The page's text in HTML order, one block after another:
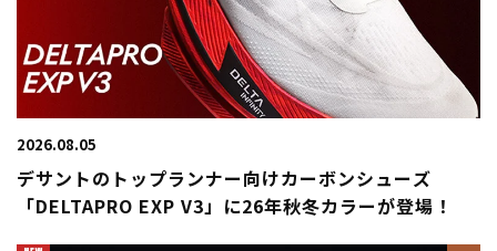
2026.08.05
デサントのトップランナー向けカーボンシューズ
「DELTAPRO EXP V3」に26年秋冬カラーが登場！